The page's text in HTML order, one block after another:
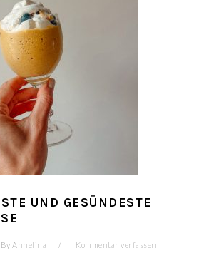
UND GESÜNDESTE
ByAnnelina Kommentar verfassen